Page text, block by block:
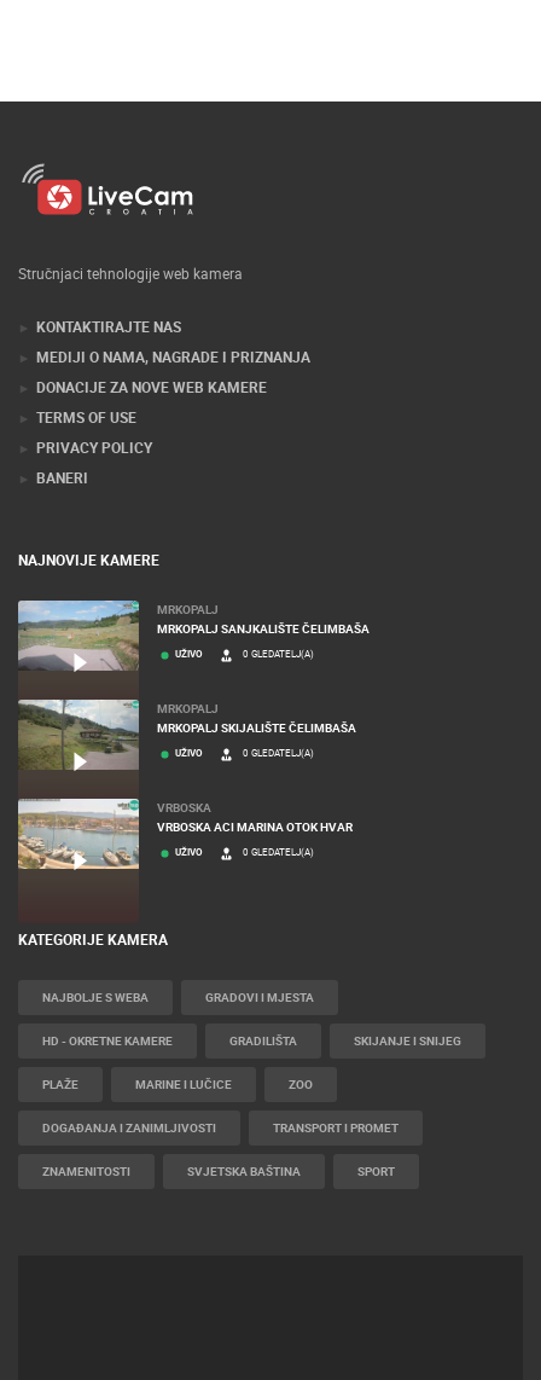
Stručnjaci tehnologije web kamera
KONTAKTIRAJTE NAS
MEDIJI O NAMA, NAGRADE I PRIZNANJA
DONACIJE ZA NOVE WEB KAMERE
TERMS OF USE
PRIVACY POLICY
BANERI
NAJNOVIJE KAMERE
MRKOPALJ
MRKOPALJ SANJKALIŠTE ČELIMBAŠA
UŽIVO 0 GLEDATELJ(A)
MRKOPALJ
MRKOPALJ SKIJALIŠTE ČELIMBAŠA
UŽIVO 0 GLEDATELJ(A)
VRBOSKA
VRBOSKA ACI MARINA OTOK HVAR
UŽIVO 0 GLEDATELJ(A)
KATEGORIJE KAMERA
NAJBOLJE S WEBA GRADOVI I MJESTA
HD - OKRETNE KAMERE GRADILIŠTA SKIJANJE I SNIJEG
PLAŽE MARINE I LUČICE ZOO
DOGAĐANJA I ZANIMLJIVOSTI TRANSPORT I PROMET
ZNAMENITOSTI SVJETSKA BAŠTINA SPORT